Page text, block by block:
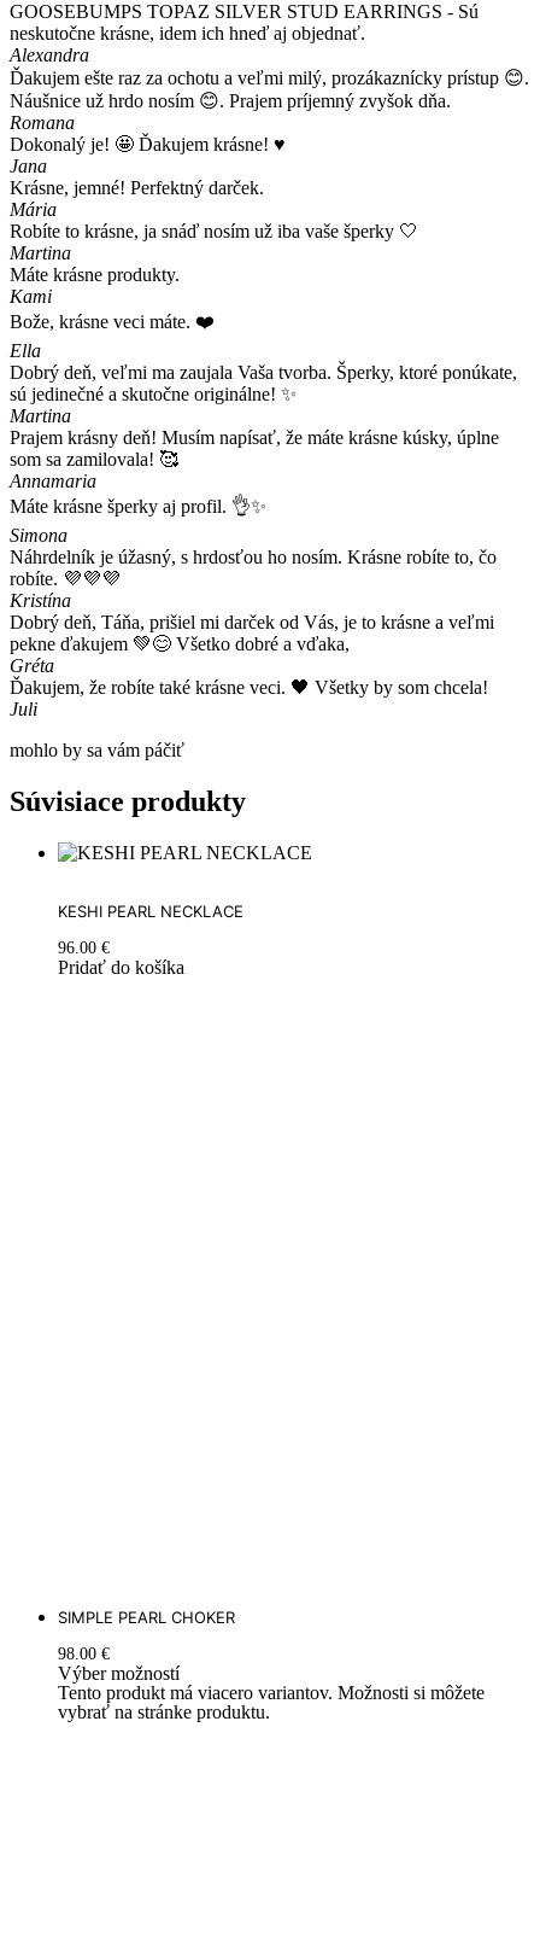
GOOSEBUMPS TOPAZ SILVER STUD EARRINGS - Sú
neskutočne krásne, idem ich hneď aj objednať.
Alexandra
Ďakujem ešte raz za ochotu a veľmi milý, prozákaznícky prístup 😊.
Náušnice už hrdo nosím 😊. Prajem príjemný zvyšok dňa.
Romana
Dokonalý je! 🤩 Ďakujem krásne! ♥️
Jana
Krásne, jemné! Perfektný darček.
Mária
Robíte to krásne, ja snáď nosím už iba vaše šperky 🤍
Martina
Máte krásne produkty.
Kami
Bože, krásne veci máte. ❤️
Ella
Dobrý deň, veľmi ma zaujala Vaša tvorba. Šperky, ktoré ponúkate,
sú jedinečné a skutočne originálne! ✨
Martina
Prajem krásny deň! Musím napísať, že máte krásne kúsky, úplne
som sa zamilovala! 🥰
Annamaria
Máte krásne šperky aj profil. 👌✨
Simona
Náhrdelník je úžasný, s hrdosťou ho nosím. Krásne robíte to, čo
robíte. 💜💜💜
Kristína
Dobrý deň, Táňa, prišiel mi darček od Vás, je to krásne a veľmi
pekne ďakujem 💚😊 Všetko dobré a vďaka,
Gréta
Ďakujem, že robíte také krásne veci. 🖤 Všetky by som chcela!
Juli
mohlo by sa vám páčiť
Súvisiace produkty
KESHI PEARL NECKLACE
96.00 €
Pridať do košíka
SIMPLE PEARL CHOKER
98.00 €
Výber možností
Tento produkt má viacero variantov. Možnosti si môžete
vybrať na stránke produktu.